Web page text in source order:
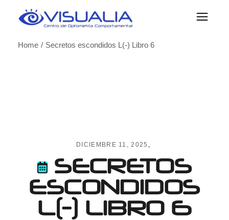
Home
Secretos escondidos L(-) Libro 6
DICIEMBRE 11, 2025
SECRETOS
ESCONDIDOS
L(-) LIBRO 6